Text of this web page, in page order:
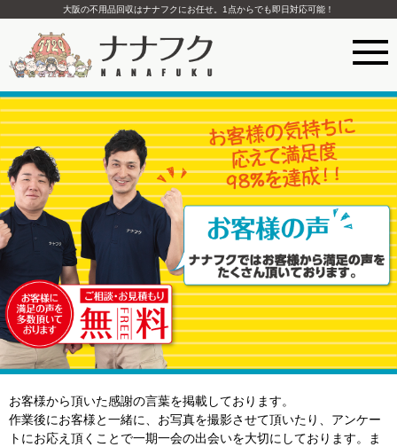
大阪の不用品回収はナナフクにお任せ。1点からでも即日対応可能！
お客様から頂いた感謝の言葉を掲載しております。
作業後にお客様と一緒に、お写真を撮影させて頂いたり、アンケー
トにお応え頂くことで一期一会の出会いを大切にしております。ま